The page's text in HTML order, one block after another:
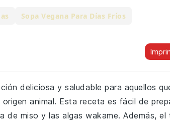
Sopa Vegana Para Días Fríos
deliciosa y saludable para aquellos
animal. Esta receta es fácil de
de miso y las algas wakame. Además,